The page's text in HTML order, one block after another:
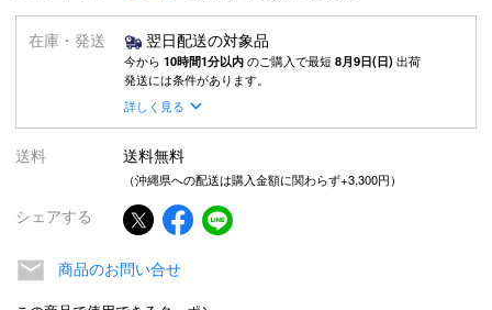
在庫・発送 翌日配送の対象品
今から 10時間1分以内のご購入で最短8月9日(日)出荷
発送には条件があります。
詳しく見る
送料 送料無料
（沖縄県への配送は購入金額に関わらず+3,300円）
シェアする
商品のお問い合せ